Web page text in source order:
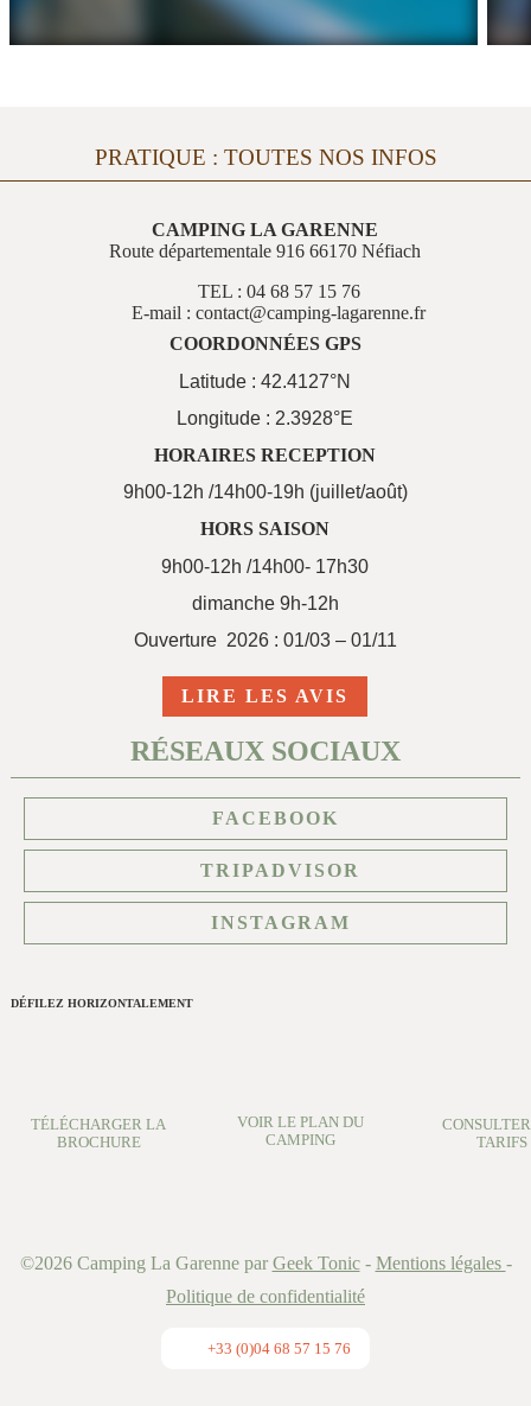
+33 (0)04 68 57 15 76
PRATIQUE : TOUTES NOS INFOS
CAMPING LA GARENNE
Route départementale 916 66170 Néfiach
TEL : 04 68 57 15 76
E-mail : contact@camping-lagarenne.fr
COORDONNÉES GPS
Latitude : 42.4127°N
Longitude : 2.3928°E
HORAIRES RECEPTION
9h00-12h /14h00-19h (juillet/août)
HORS SAISON
9h00-12h /14h00- 17h30
dimanche 9h-12h
Ouverture 2026 : 01/03 – 01/11
LIRE LES AVIS
RÉSEAUX SOCIAUX
FACEBOOK
TRIPADVISOR
INSTAGRAM
DÉFILEZ HORIZONTALEMENT
TÉLÉCHARGER LA
BROCHURE
VOIR LE PLAN DU
CAMPING
TARIFS
©2026 Camping La Garennepar Geek Tonic- Mentions légales -
Politique de confidentialité